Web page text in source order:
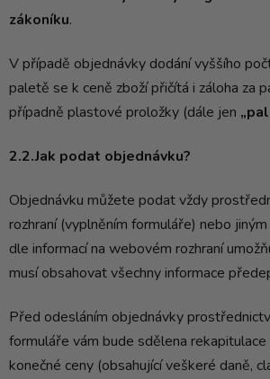
zákoníku.
V případě objednávky dodání vyššího
paletě se k ceně zboží přičítá i záloha za
případně plastové proložky (dále jen
2.2.Jak podat objednávku?
Objednávku můžete podat vždy
rozhraní (vyplněním formuláře) nebo
dle informací na webovém rozhraní
musí obsahovat všechny informace
Před odesláním objednávky
formuláře vám bude sdělena
konečné ceny (obsahující veškeré daně,